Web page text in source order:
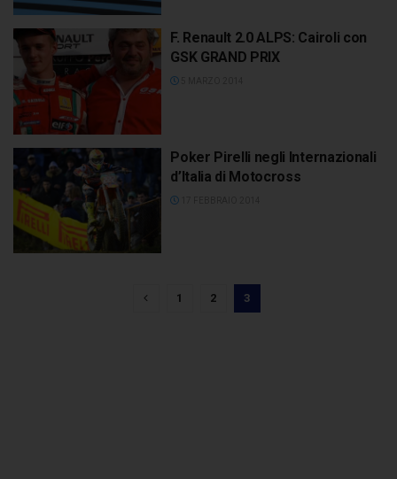
F. Renault 2.0 ALPS: Cairoli con
GSK GRAND PRIX
Poker Pirelli negli Internazionali
d’Italia di Motocross
1 2 3